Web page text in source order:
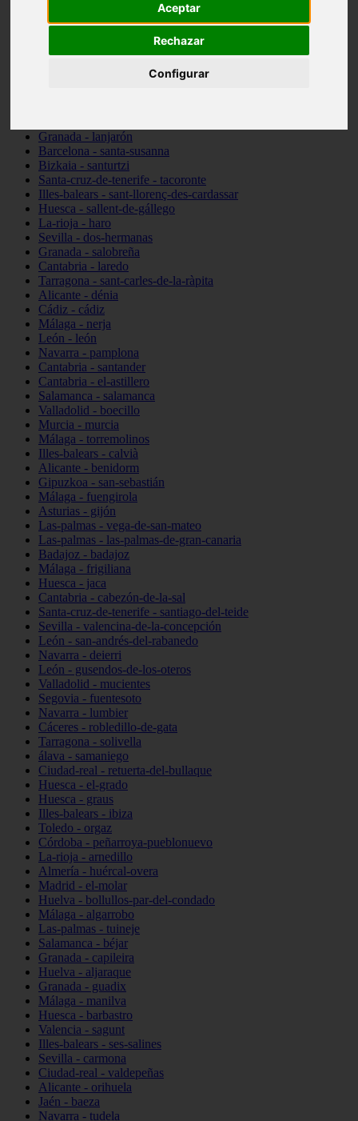
Aceptar
Rechazar
Configurar
Madrid - nuevo-baztán
Granada - lanjarón
Barcelona - santa-susanna
Bizkaia - santurtzi
Santa-cruz-de-tenerife - tacoronte
Illes-balears - sant-llorenç-des-cardassar
Huesca - sallent-de-gállego
La-rioja - haro
Sevilla - dos-hermanas
Granada - salobreña
Cantabria - laredo
Tarragona - sant-carles-de-la-ràpita
Alicante - dénia
Cádiz - cádiz
Málaga - nerja
León - león
Navarra - pamplona
Cantabria - santander
Cantabria - el-astillero
Salamanca - salamanca
Valladolid - boecillo
Murcia - murcia
Málaga - torremolinos
Illes-balears - calvià
Alicante - benidorm
Gipuzkoa - san-sebastián
Málaga - fuengirola
Asturias - gijón
Las-palmas - vega-de-san-mateo
Las-palmas - las-palmas-de-gran-canaria
Badajoz - badajoz
Málaga - frigiliana
Huesca - jaca
Cantabria - cabezón-de-la-sal
Santa-cruz-de-tenerife - santiago-del-teide
Sevilla - valencina-de-la-concepción
León - san-andrés-del-rabanedo
Navarra - deierri
León - gusendos-de-los-oteros
Valladolid - mucientes
Segovia - fuentesoto
Navarra - lumbier
Cáceres - robledillo-de-gata
Tarragona - solivella
álava - samaniego
Ciudad-real - retuerta-del-bullaque
Huesca - el-grado
Huesca - graus
Illes-balears - ibiza
Toledo - orgaz
Córdoba - peñarroya-pueblonuevo
La-rioja - arnedillo
Almería - huércal-overa
Madrid - el-molar
Huelva - bollullos-par-del-condado
Málaga - algarrobo
Las-palmas - tuineje
Salamanca - béjar
Granada - capileira
Huelva - aljaraque
Granada - guadix
Málaga - manilva
Huesca - barbastro
Valencia - sagunt
Illes-balears - ses-salines
Sevilla - carmona
Ciudad-real - valdepeñas
Alicante - orihuela
Jaén - baeza
Navarra - tudela